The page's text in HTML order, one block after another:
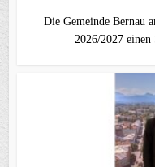
Die Gemeinde Bernau
2026/2027